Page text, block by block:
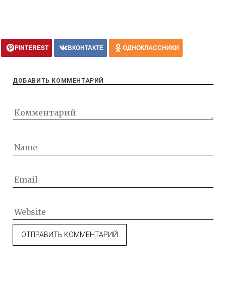
PINTEREST ВКОНТАКТЕ ОДНОКЛАССНИКИ
ДОБАВИТЬ КОММЕНТАРИЙ